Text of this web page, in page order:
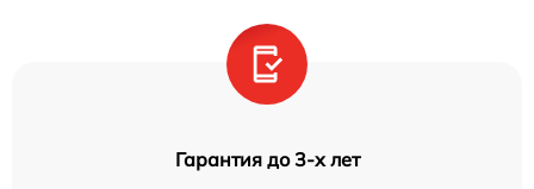
Гарантия до 3-х лет